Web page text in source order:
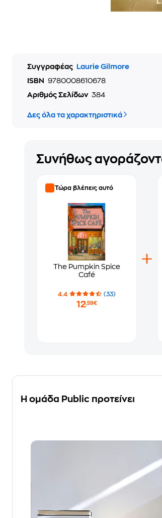
Συγγραφέας Laurie Gilmore
ISBN
9780008610678
Αριθμός Σελίδων 384
Δες όλα τα χαρακτηριστικά
Συνήθως
Τώρα βλέπεις αυτό
The Pumpkin Spice
Café
4.4 (33)
12,59€
Η ομάδα Public προτείνει